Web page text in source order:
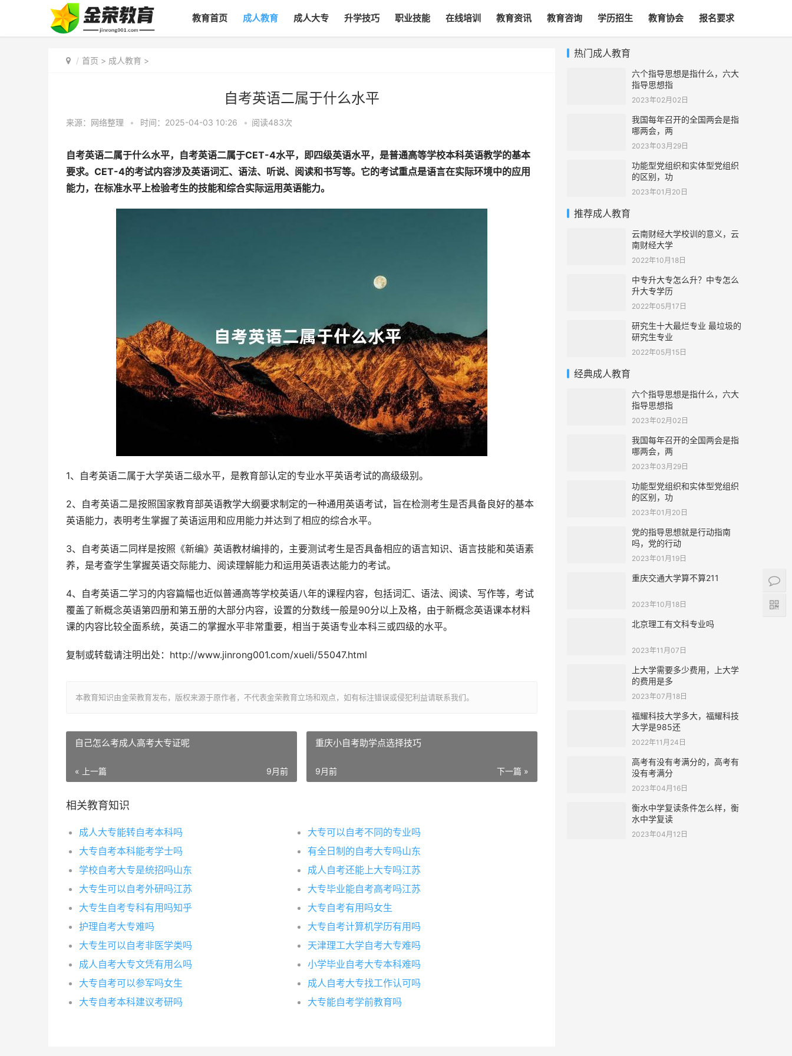
教育首页 成人教育 成人大专 升学技巧 职业技能 在线培训 教育资讯 教育咨询 学历招生 教育协会 报名要求
首页 > 成人教育 >
自考英语二属于什么水平
来源：网络整理 • 时间：2025-04-03 10:26 • 阅读483次
自考英语二属于什么水平，自考英语二属于CET-4水平，即四级英语水平，是普通高等学校本科英语教学的基本
要求。CET-4的考试内容涉及英语词汇、语法、听说、阅读和书写等。它的考试重点是语言在实际环境中的应用
能力，在标准水平上检验考生的技能和综合实际运用英语能力。
1、自考英语二属于大学英语二级水平，是教育部认定的专业水平英语考试的高级级别。
2、自考英语二是按照国家教育部英语教学大纲要求制定的一种通用英语考试，旨在检测考生是否具备良好的基本
英语能力，表明考生掌握了英语运用和应用能力并达到了相应的综合水平。
3、自考英语二同样是按照《新编》英语教材编排的，主要测试考生是否具备相应的语言知识、语言技能和英语素
养，是考查学生掌握英语交际能力、阅读理解能力和运用英语表达能力的考试。
4、自考英语二学习的内容篇幅也近似普通高等学校英语八年的课程内容，包括词汇、语法、阅读、写作等，考试
覆盖了新概念英语第四册和第五册的大部分内容，设置的分数线一般是90分以上及格，由于新概念英语课本材料
课的内容比较全面系统，英语二的掌握水平非常重要，相当于英语专业本科三或四级的水平。
复制或转载请注明出处：http://www.jinrong001.com/xueli/55047.html
本教育知识由金荣教育发布，版权来源于原作者，不代表金荣教育立场和观点，如有标注错误或侵犯利益请联系我们。
自己怎么考成人高考大专证呢
« 上一篇 9月前
重庆小自考助学点选择技巧
下一篇 »
9月前
相关教育知识
成人大专能转自考本科吗
大专可以自考不同的专业吗
大专自考本科能考学士吗
有全日制的自考大专吗山东
学校自考大专是统招吗山东
成人自考还能上大专吗江苏
大专生可以自考外研吗江苏
大专毕业能自考高考吗江苏
大专生自考专科有用吗知乎
大专自考有用吗女生
护理自考大专难吗
大专自考计算机学历有用吗
大专生可以自考非医学类吗
天津理工大学自考大专难吗
成人自考大专文凭有用么吗
小学毕业自考大专本科难吗
大专自考可以参军吗女生
成人自考大专找工作认可吗
大专自考本科建议考研吗
大专能自考学前教育吗
热门成人教育
六个指导思想是指什么，六大
指导思想指
2023年02月02日
我国每年召开的全国两会是指
哪两会，两
2023年03月29日
功能型党组织和实体型党组织
的区别，功
2023年01月20日
推荐成人教育
云南财经大学校训的意义，云
南财经大学
2022年10月18日
中专升大专怎么升？中专怎么
升大专学历
2022年05月17日
研究生十大最烂专业 最垃圾的
研究生专业
2022年05月15日
经典成人教育
六个指导思想是指什么，六大
指导思想指
2023年02月02日
我国每年召开的全国两会是指
哪两会，两
2023年03月29日
功能型党组织和实体型党组织
的区别，功
2023年01月20日
党的指导思想就是行动指南
吗，党的行动
2023年01月19日
重庆交通大学算不算211
2023年10月18日
北京理工有文科专业吗
2023年11月07日
上大学需要多少费用，上大学
的费用是多
2023年07月18日
福耀科技大学多大，福耀科技
大学是985还
2022年11月24日
高考有没有考满分的，高考有
没有考满分
2023年04月16日
衡水中学复读条件怎么样，衡
水中学复读
2023年04月12日